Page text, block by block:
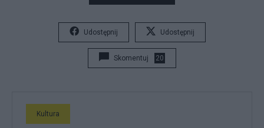
Udostępnij Udostępnij
Skomentuj 20
Kultura